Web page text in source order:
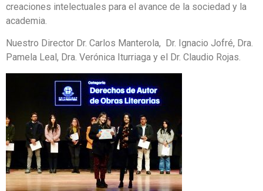
creaciones intelectuales para el avance de la sociedad y la
academia.
Nuestro Director Dr. Carlos Manterola, Dr. Ignacio Jofré, Dra.
Pamela Leal, Dra. Verónica Iturriaga y el Dr. Claudio Rojas.